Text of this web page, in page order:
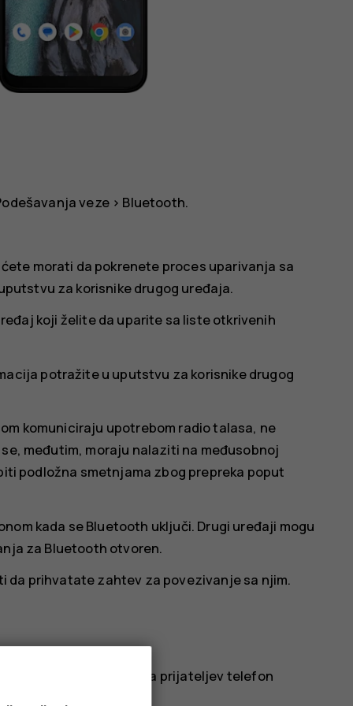
veze> Bluetooth.
morati da pokrenete proces uparivanja sa
za korisnike drugog uređaja.
koji želite da uparite sa liste otkrivenih
potražite u uputstvu za korisnike drugog
komuniciraju upotrebom radio talasa, ne
međutim, moraju nalaziti na međusobnoj
podložna smetnjama zbog prepreka poput
kada se Bluetooth uključi. Drugi uređaji mogu
za Bluetooth otvoren.
da prihvatate zahtev za povezivanje sa njim.
pošaljite ih na prijateljev telefon